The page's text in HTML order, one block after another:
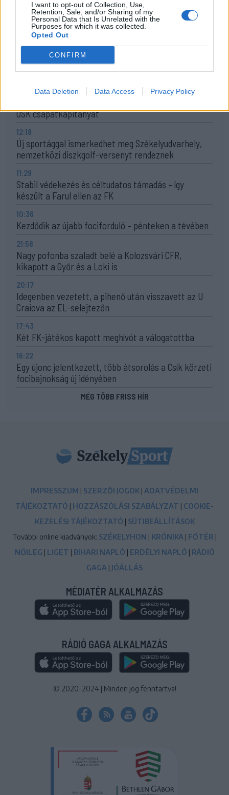
I want to opt-out of Collection, Use,
Retention, Sale, and/or Sharing of my
Personal Data that Is Unrelated with the
Purposes for which it was collected.
Opted Out
CONFIRM
Data Deletion Data Access Privacy Policy
épp csapatuk ellen –, ami szigorúan tilos.
24 ÓRA LEGOLVASOTTABB
OSK csapatkapitányát
12:18
Új sportággal ismerkedhet meg Székelyudvarhely,
nemzetközi diszkgolf-versenyt rendeznek
11:29
Stabil védekezés és céltudatos támadás – így
készült a Farul ellen az FK
10:36
Kezdődik az újabb fociforduló – pénteken a tévében
21:58
Nagy pofonba szaladt belé a Kolozsvári CFR,
kikapott a Győr és a Loki is
20:17
Idegenben vezetett, a pihenő után visszavett az U
Craiova az EL-selejtezőn
17:43
Két FK-játékos kapott meghívót a válogatottba
16:22
Egy újonc jelentkezett, több átsorolás a Csík körzeti
focibajnokság új idényében
MÉG TÖBB FRISS HÍR
IMPRESSZUM | SZERZŐI JOGOK | ADATVÉDELMI
TÁJÉKOZTATÓ | HOZZÁSZÓLÁSI SZABÁLYZAT | COOKIE-
KEZELÉSI TÁJÉKOZTATÓ | SÜTIBEÁLLÍTÁSOK
További online kiadványok: SZÉKELYHON | KRÓNIKA | FŐTÉR |
NŐILEG | LIGET | BIHARI NAPLÓ | ERDÉLYI NAPLÓ | RÁDIÓ
GAGA | JÓÁLLÁS
MÉDIATÉR ALKALMAZÁS
RÁDIÓ GAGA ALKALMAZÁS
© 2020-2024 | Minden jog fenntartva!